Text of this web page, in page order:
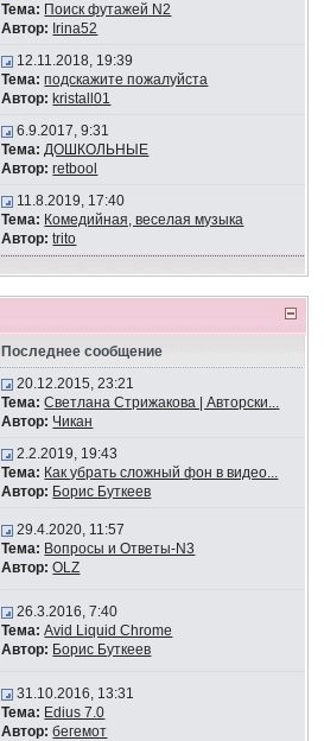
Тема: Поиск футажей N2
Автор: Irina52
12.11.2018, 19:39
Тема: подскажите пожалуйста
Автор: kristall01
6.9.2017, 9:31
Тема: ДОШКОЛЬНЫЕ
Автор: retbool
11.8.2019, 17:40
Тема: Комедийная, веселая музыка
Автор: trito
Последнее сообщение
20.12.2015, 23:21
Тема: Светлана Стрижакова | Авторски...
Автор: Чикан
2.2.2019, 19:43
Тема: Как убрать сложный фон в видео...
Автор: Борис Буткеев
29.4.2020, 11:57
Тема: Вопросы и Ответы-N3
Автор: OLZ
26.3.2016, 7:40
Тема: Avid Liquid Chrome
Автор: Борис Буткеев
31.10.2016, 13:31
Тема: Edius 7.0
Автор: бегемот